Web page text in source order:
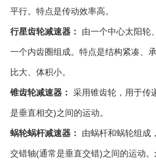
平行。特点是传动效率高。
行星齿轮减速器： 由一个中心太阳轮
一个内齿圈组成。特点是结构紧凑、
比大、体积小。
锥齿轮减速器： 采用锥齿轮，用于传
是垂直相交)之间的运动。
蜗轮蜗杆减速器： 由蜗杆和蜗轮组成
交错轴(通常是垂直交错)之间的运动。